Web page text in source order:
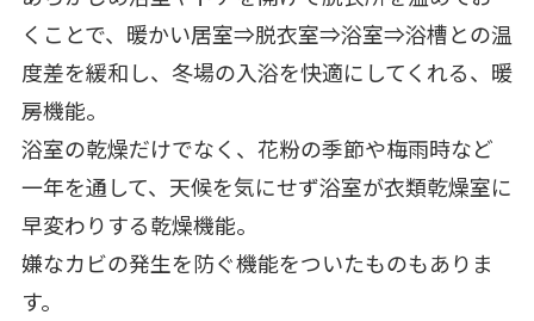
くことで、暖かい居室⇒脱衣室⇒浴室⇒浴槽との温
度差を緩和し、冬場の入浴を快適にしてくれる、暖
房機能。
浴室の乾燥だけでなく、花粉の季節や梅雨時など
一年を通して、天候を気にせず浴室が衣類乾燥室に
早変わりする乾燥機能。
嫌なカビの発生を防ぐ機能をついたものもありま
す。